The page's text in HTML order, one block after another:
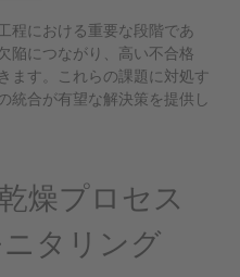
程における重要な段階であ
陥につながり、高い不合格
ます。これらの課題に対処す
統合が有望な解決策を提供し
燥プロセス
タリング